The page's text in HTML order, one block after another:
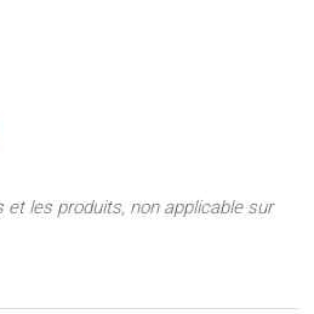
et les produits, non applicable sur